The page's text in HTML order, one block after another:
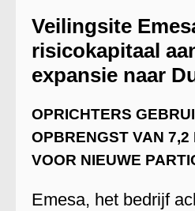
Veilingsite
risicokapitaal
expansie naar
OPRICHTERS
OPBRENGST VAN 7,2
VOOR NIEUWE
Emesa, het bedrijf